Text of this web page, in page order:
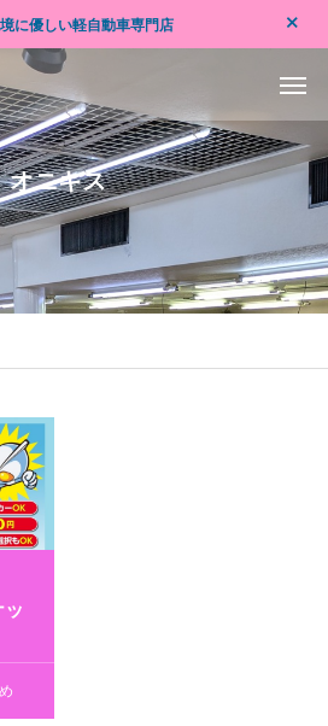
に優しい軽自動車専門店
オニキス